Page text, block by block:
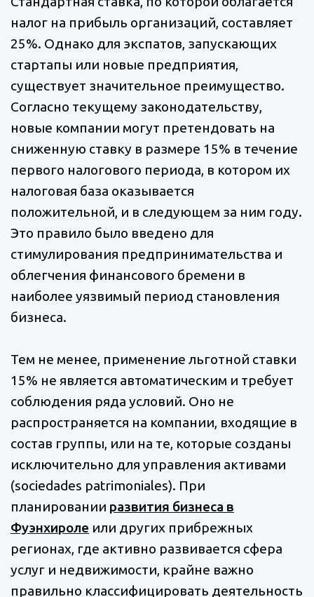
налог на прибыль организаций, составляет
25%. Однако для экспатов, запускающих
стартапы или новые предприятия,
существует значительное преимущество.
Согласно текущему законодательству,
новые компании могут претендовать на
сниженную ставку в размере 15% в течение
первого налогового периода, в котором их
налоговая база оказывается
положительной, и в следующем за ним году.
Это правило было введено для
стимулирования предпринимательства и
облегчения финансового бремени в
наиболее уязвимый период становления
бизнеса.
Тем не менее, применение льготной ставки
15% не является автоматическим и требует
соблюдения ряда условий. Оно не
распространяется на компании, входящие в
состав группы, или на те, которые созданы
исключительно для управления активами
(sociedades patrimoniales). При
планировании развития бизнеса в
Фуэнхироле или других прибрежных
регионах, где активно развивается сфера
услуг и недвижимости, крайне важно
правильно классифицировать деятельность